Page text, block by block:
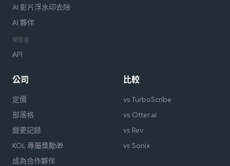
AI 影片浮水印去除
AI 夥伴
開發者
API
公司
定價
部落格
變更記錄
KOL 專屬獎勵🎁
成為合作夥伴
比較
vs TurboScribe
vs Otter.ai
vs Rev
vs Sonix